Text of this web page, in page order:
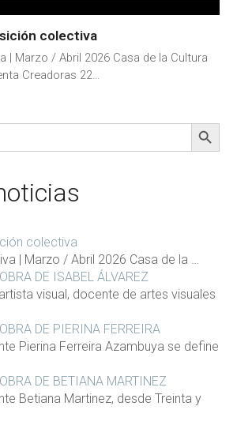
colectiva
| Marzo / Abril 2026 Casa de la Cultura
Creadoras 22…
BOTÓN DE
colectiva
| Marzo / Abril 2026 Casa de la …
DE ISABEL ÁLVAREZ
visual, docente de artes visuales
DE PIERINA FERREIRA
Pierina Ferreira Azambuya se define
DE BETIANA MARTINEZ
Betiana Martinez, desde Treinta y